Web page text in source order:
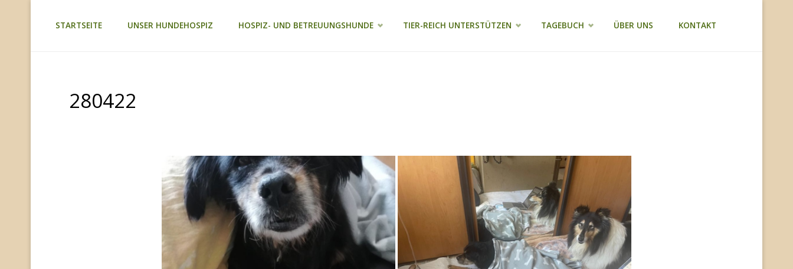
STARTSEITE UNSER HUNDEHOSPIZ HOSPIZ- UND BETREUUNGSHUNDE TIER-REICH UNTERSTÜTZEN TAGEBUCH ÜBER UNS KONTAKT
280422